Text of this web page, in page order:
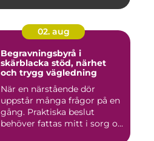
02. aug
Begravningsbyrå i
skärblacka stöd, närhet
och trygg vägledning
När en närstående dör
uppstår många frågor på en
gång. Praktiska beslut
behöver fattas mitt i sorg o...